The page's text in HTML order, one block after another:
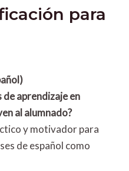
para
aprendizaje en
al alumnado?
y motivador para
de español como